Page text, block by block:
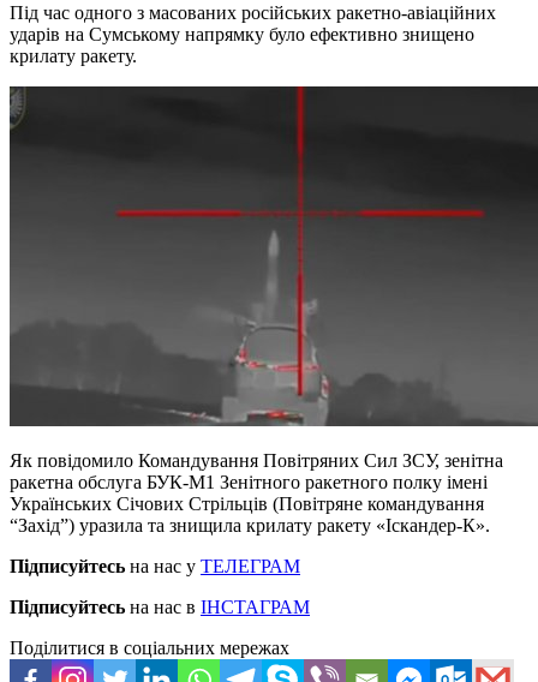
Під час одного з масованих російських ракетно-авіаційних
ударів на Сумському напрямку було ефективно знищено
крилату ракету.
Як повідомило Командування Повітряних Сил ЗСУ, зенітна
ракетна обслуга БУК-М1 Зенітного ракетного полку імені
Українських Січових Стрільців (Повітряне командування
“Захід”) уразила та знищила крилату ракету «Іскандер-К».
Підписуйтесь на нас у ТЕЛЕГРАМ
Підписуйтесь на нас в ІНСТАГРАМ
Поділитися в соціальних мережах